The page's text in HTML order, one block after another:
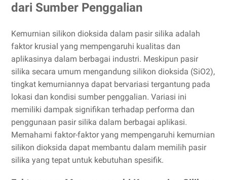
dari Sumber Penggalian
Kemurnian silikon dioksida dalam pasir silika adalah
faktor krusial yang mempengaruhi kualitas dan
aplikasinya dalam berbagai industri. Meskipun pasir
silika secara umum mengandung silikon dioksida (SiO2),
tingkat kemurniannya dapat bervariasi tergantung pada
lokasi dan kondisi sumber penggalian. Variasi ini
memiliki dampak signifikan terhadap performa dan
penggunaan pasir silika dalam berbagai aplikasi.
Memahami faktor-faktor yang mempengaruhi kemurnian
silikon dioksida dapat membantu dalam memilih pasir
silika yang tepat untuk kebutuhan spesifik.